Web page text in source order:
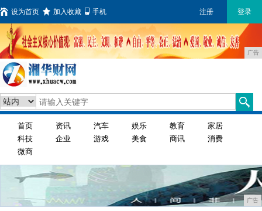
设为首页 加入收藏 手机 注册 登录
广告
首页 资讯 汽车 娱乐 教育
家居
科技
企业 游戏 美食 商讯
消费
微商
广告